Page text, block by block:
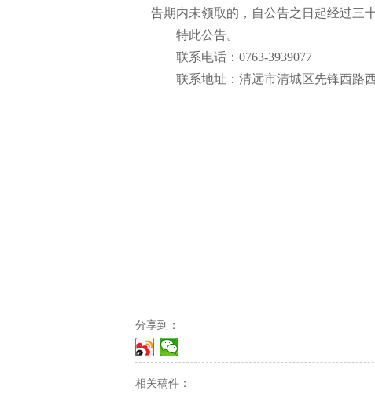
告期内未领取的，自公告之日起经过三
特此公告。
联系电话：0763-3939077
联系地址：清远市清城区先锋西路西
分享到：
相关稿件：